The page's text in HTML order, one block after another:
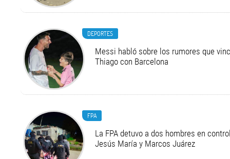
DEPORTES
Messi habló sobre los rumores que
Thiago con Barcelona
FPA
La FPA detuvo a dos hombres en
Jesús María y Marcos Juárez